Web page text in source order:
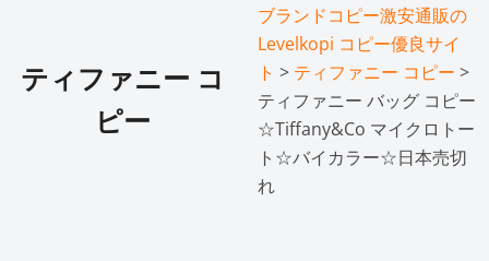
ティファニー コ
ピー
ブランドコピー激安通販の
Levelkopi コピー優良サイ
ト > ティファニー コピー >
ティファニー バッグ コピー
☆Tiffany&Co マイクロトー
ト☆バイカラー☆日本売切
れ